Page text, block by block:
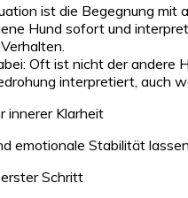
ist die Begegnung mit
Hund sofort und
Oft ist nicht der andere
interpretiert, auch
innerer Klarheit
emotionale Stabilität
Schritt